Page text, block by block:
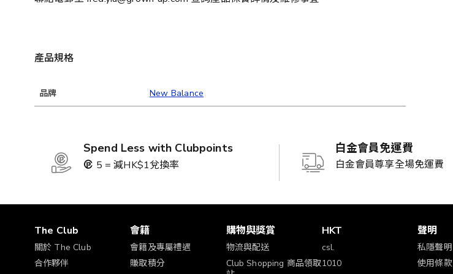
產品規格
品牌 New Balance
Spend Less with Clubpoints
5 = 減HK$1兌換率
白金會員免運費
白金會員尊享全場免運費
The Club
關於 The Club
合作夥伴
會籍
會籍及專屬禮遇
賺取積分
購物與獎賞
物流與配送
Club Shopping 商品領取
HKT
csl.
1010
聲明
私隱聲明
使用條款